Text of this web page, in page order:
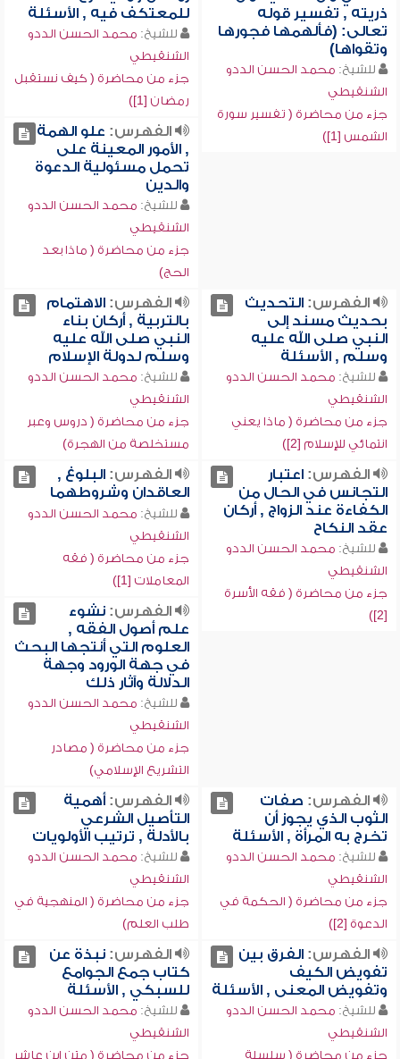
ذريته , تفسير قوله
تعالى: (فألهمها فجورها
وتقواها)
للشيخ: محمد الحسن الددو
الشنقيطي
جزء من محاضرة ( تفسير سورة
الشمس [1])
للمعتكف فيه , الأسئلة
للشيخ: محمد الحسن الددو
الشنقيطي
جزء من محاضرة ( كيف نستقبل
رمضان [1])
الفهرس: علو الهمة
, الأمور المعينة على
تحمل مسئولية الدعوة
والدين
للشيخ: محمد الحسن الددو
الشنقيطي
جزء من محاضرة ( ماذا بعد
الحج)
الفهرس:التحديث
بحديث مسند إلى
النبي صلى الله عليه
وسلم , الأسئلة
للشيخ: محمد الحسن الددو
الشنقيطي
جزء من محاضرة ( ماذا يعني
انتمائي للإسلام [2])
الفهرس:الاهتمام
بالتربية , أركان بناء
النبي صلى الله عليه
وسلم لدولة الإسلام
للشيخ: محمد الحسن الددو
الشنقيطي
جزء من محاضرة ( دروس وعبر
مستخلصة من الهجرة)
الفهرس:اعتبار
التجانس في الحال من
الكفاءة عند الزواج , أركان
عقد النكاح
للشيخ: محمد الحسن الددو
الشنقيطي
جزء من محاضرة ( فقه الأسرة
[2])
الفهرس:البلوغ ,
العاقدان وشروطهما
للشيخ: محمد الحسن الددو
الشنقيطي
جزء من محاضرة ( فقه
المعاملات [1])
الفهرس:نشوء
علم أصول الفقه ,
العلوم التي أنتجها البحث
في جهة الورود وجهة
الدلالة وآثار ذلك
للشيخ: محمد الحسن الددو
الشنقيطي
جزء من محاضرة ( مصادر
التشريع الإسلامي)
الفهرس: صفات
الثوب الذي يجوز أن
تخرج به المرأة , الأسئلة
للشيخ: محمد الحسن الددو
الشنقيطي
جزء من محاضرة ( الحكمة في
الدعوة [2])
الفهرس:أهمية
التأصيل الشرعي
بالأدلة , ترتيب الأولويات
للشيخ: محمد الحسن الددو
الشنقيطي
جزء من محاضرة ( المنهجية في
طلب العلم)
الفهرس:الفرق بين
تفويض الكيف
وتفويض المعنى , الأسئلة
للشيخ: محمد الحسن الددو
الشنقيطي
جزء من محاضرة ( سلسلة
الفهرس:نبذة عن
كتاب جمع الجوامع
للسبكي , الأسئلة
للشيخ: محمد الحسن الددو
الشنقيطي
جزء من محاضرة ( متن ابن عاشر